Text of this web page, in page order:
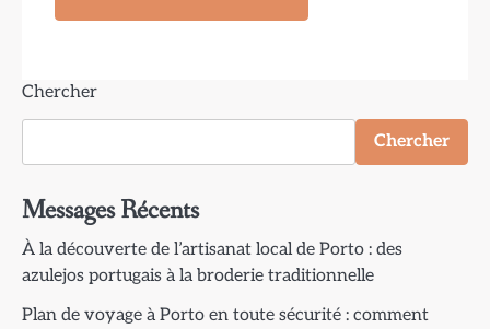
Chercher
Chercher
Messages Récents
À la découverte de l’artisanat local de Porto : des
azulejos portugais à la broderie traditionnelle
Plan de voyage à Porto en toute sécurité : comment